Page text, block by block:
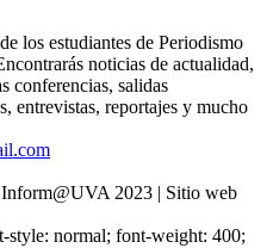
los estudiantes de Periodismo
noticias de actualidad,
conferencias, salidas
entrevistas, reportajes y mucho
2023 | Sitio web
style: normal; font-weight: 400;